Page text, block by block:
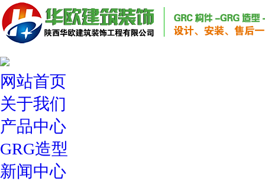
网站首页
关于我们
产品中心
GRG造型
新闻中心